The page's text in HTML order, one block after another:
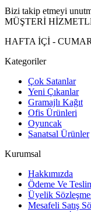
Bizi takip etmeyi
MÜŞTERİ
HAFTA İÇİ -
Kategoriler
Çok Satanlar
Yeni Çıkanlar
Gramajlı Kağıt
Ofis Ürünleri
Oyuncak
Sanatsal Ürünler
Kurumsal
Hakkımızda
Ödeme Ve
Üyelik
Mesafeli Satış